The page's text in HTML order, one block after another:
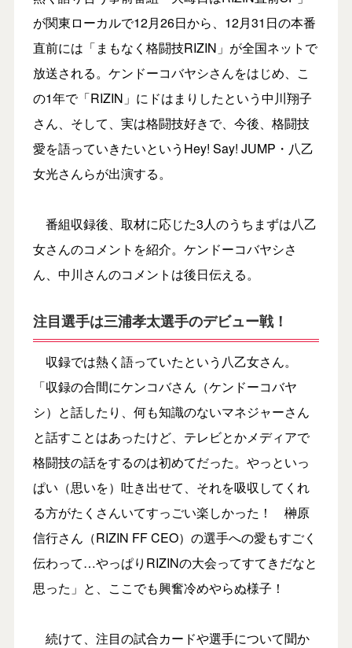
が関東ローカルで12月26日から、12月31日の本番
直前には「まもなく格闘技RIZIN」が全国ネットで
放送される。ケンドーコバヤシさんをはじめ、こ
の1年で「RIZIN」にドはまりしたという中川翔子
さん、そして、実は格闘技好きで、今後、格闘技
愛を語っていきたいというHey! Say! JUMP・八乙
女光さんらが出演する。
番組収録後、取材に応じた3人のうちまずは八乙
女さんのコメントを紹介。ケンドーコバヤシさ
ん、中川さんのコメントは後日伝える。
注目選手は三浦孝太選手のデビュー戦！
収録では熱く語っていたという八乙女さん。
「収録の合間にケンコバさん（ケンドーコバヤ
シ）と話したり、何も知識のないマネジャーさん
と話すことはあったけど、テレビとかメディアで
格闘技の話をするのは初めてだった。やっといっ
ぱい（思いを）吐き出せて、それを吸収してくれ
る方がたくさんいてすっごい楽しかった！ 榊原
信行さん（RIZIN FF CEO）の選手への愛もすごく
伝わって…やっぱりRIZINの大会ってすてきだなと
思った」と、ここでも興奮冷めやらぬ様子！
続けて、注目の試合カードや選手について聞か